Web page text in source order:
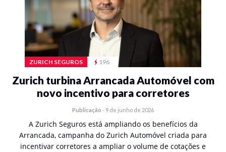
ZURICH SEGUROS 196
Zurich turbina Arrancada Automóvel com
novo incentivo para corretores
Publicação - 9 de junho de 2026
A Zurich Seguros está ampliando os benefícios da
Arrancada, campanha do Zurich Automóvel criada para
incentivar corretores a ampliar o volume de cotações e